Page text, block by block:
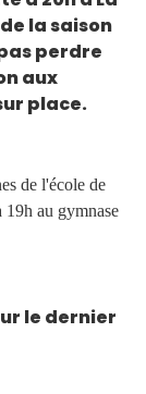
la saison
perdre
aux
place.
de l'école de
au gymnase
le dernier